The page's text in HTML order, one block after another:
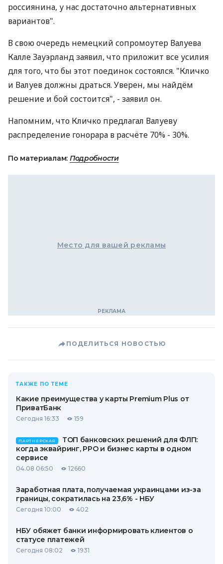
россиянина, у нас достаточно альтернативных
вариантов".
В свою очередь немецкий сопромоутер Валуева
Калле Зауэрланд заявил, что приложит все усилия
для того, что бы этот поединок состоялся. "Кличко
и Валуев должны драться. Уверен, мы найдём
решение и бой состоится", - заявил он.
Напомним, что Кличко предлагал Валуеву
распределение гонорара в расчёте 70% - 30%.
По материалам: Подробности
Место для вашей рекламы
ПОДЕЛИТЬСЯ НОВОСТЬЮ
ТАКЖЕ ПО ТЕМЕ
Какие преимущества у карты Premium Plus от
ПриватБанк
Сегодня 16:33 159
ПАРТНЕРСКАЯ
ТОП банковских решений для ФЛП:
когда эквайринг, РРО и бизнес карты в одном
сервисе
04.08 06:50 12660
Заработная плата, получаемая украинцами из-за
границы, сократилась на 23,6% - НБУ
Сегодня 10:00 402
НБУ обяжет банки информировать клиентов о
статусе платежей
Сегодня 08:02 1931